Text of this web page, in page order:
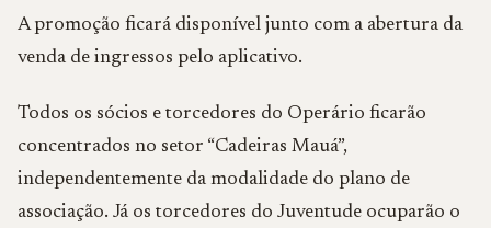
A promoção ficará disponível junto com a abertura da
venda de ingressos pelo aplicativo.
Todos os sócios e torcedores do Operário ficarão
concentrados no setor “Cadeiras Mauá”,
independentemente da modalidade do plano de
associação. Já os torcedores do Juventude ocuparão o